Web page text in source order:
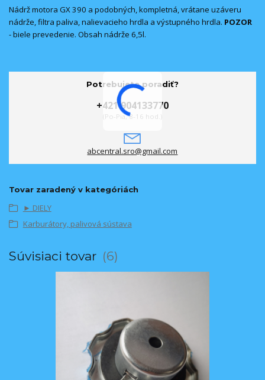
Nádrž motora GX 390 a podobných, kompletná, vrátane uzáveru
nádrže, filtra paliva, nalievacieho hrdla a výstupného hrdla. POZOR
- biele prevedenie. Obsah nádrže 6,5l.
Potrebujete poradiť?
+421 904133770
(Po-Pia, 8-16 hod.)
abcentral.sro@gmail.com
Tovar zaradený v kategóriách
► DIELY
Karburátory, palivová sústava
Súvisiaci tovar 6